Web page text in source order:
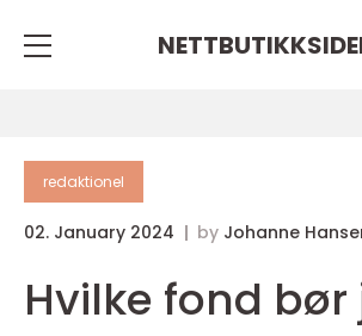
redaktionel
02. January 2024 by Johanne
Hvilke fond bør